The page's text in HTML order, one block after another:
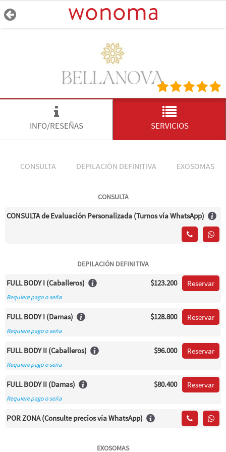
INFO/RESEÑAS SERVICIOS
CONSULTA DEPILACIÓN DEFINITIVA EXOSOMAS
CONSULTA
CONSULTA de Evaluación Personalizada (Turnos vía WhatsApp)
DEPILACIÓN DEFINITIVA
FULL BODY I (Caballeros) $123.200 Reservar
Requiere pago o seña
FULL BODY I (Damas) $128.800 Reservar
Requiere pago o seña
FULL BODY II (Caballeros) $96.000 Reservar
Requiere pago o seña
FULL BODY II (Damas) $80.400 Reservar
Requiere pago o seña
POR ZONA (Consulte precios vía WhatsApp)
EXOSOMAS